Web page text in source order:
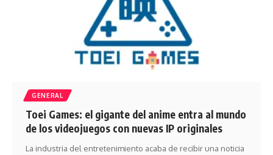
GENERAL
Toei Games: el gigante del anime entra al mundo
de los videojuegos con nuevas IP originales
La industria del entretenimiento acaba de recibir una noticia